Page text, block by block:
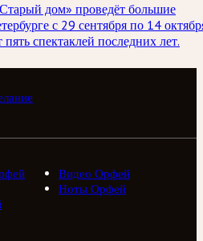
дом» проведёт большие
с 29 сентября по 14
спектаклей последних лет.
Видео Орфей
Ноты Орфей